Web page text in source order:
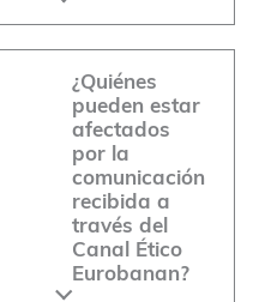
¿Quiénes
pueden estar
afectados
por la
comunicación
recibida a
través del
Canal Ético
Eurobanan?